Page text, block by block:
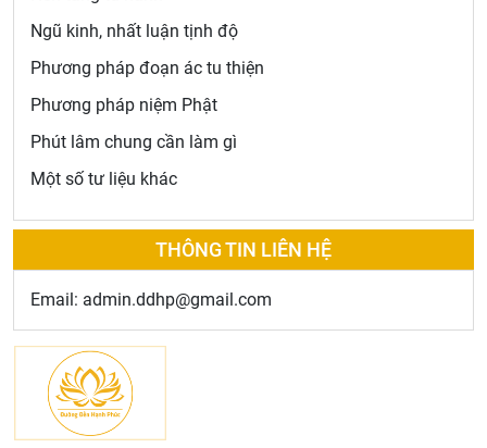
Ngũ kinh, nhất luận tịnh độ
Phương pháp đoạn ác tu thiện
Phương pháp niệm Phật
Phút lâm chung cần làm gì
Một số tư liệu khác
THÔNG TIN LIÊN HỆ
Email: admin.ddhp@gmail.com